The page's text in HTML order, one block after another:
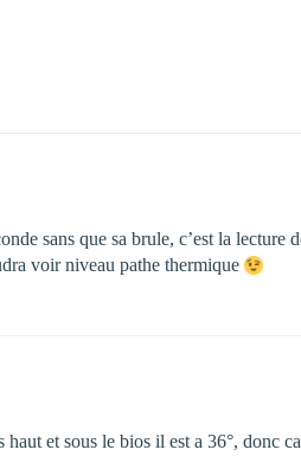
sans que sa brule, c’est la
voir niveau pathe thermique
et sous le bios il est a 36°, donc